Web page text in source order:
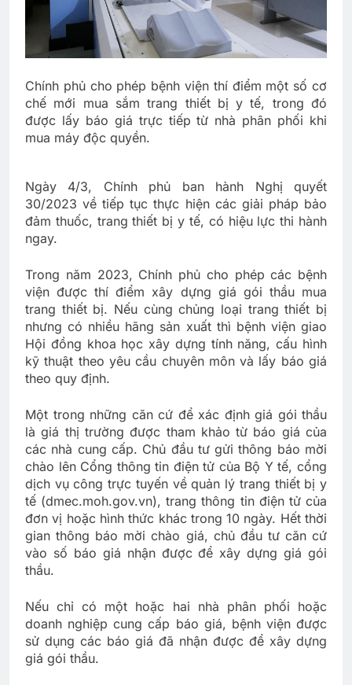
Chính phủ cho phép bệnh viện thí điểm một số cơ
chế mới mua sắm trang thiết bị y tế, trong đó
được lấy báo giá trực tiếp từ nhà phân phối khi
mua máy độc quyền.
Ngày 4/3, Chính phủ ban hành Nghị quyết
30/2023 về tiếp tục thực hiện các giải pháp bảo
đảm thuốc, trang thiết bị y tế, có hiệu lực thi hành
ngay.
Trong năm 2023, Chính phủ cho phép các bệnh
viện được thí điểm xây dựng giá gói thầu mua
trang thiết bị. Nếu cùng chủng loại trang thiết bị
nhưng có nhiều hãng sản xuất thì bệnh viện giao
Hội đồng khoa học xây dựng tính năng, cấu hình
kỹ thuật theo yêu cầu chuyên môn và lấy báo giá
theo quy định.
Một trong những căn cứ để xác định giá gói thầu
là giá thị trường được tham khảo từ báo giá của
các nhà cung cấp. Chủ đầu tư gửi thông báo mời
chào lên Cổng thông tin điện tử của Bộ Y tế, cổng
dịch vụ công trực tuyến về quản lý trang thiết bị y
tế (dmec.moh.gov.vn), trang thông tin điện tử của
đơn vị hoặc hình thức khác trong 10 ngày. Hết thời
gian thông báo mời chào giá, chủ đầu tư căn cứ
vào số báo giá nhận được để xây dựng giá gói
thầu.
Nếu chỉ có một hoặc hai nhà phân phối hoặc
doanh nghiệp cung cấp báo giá, bệnh viện được
sử dụng các báo giá đã nhận được để xây dựng
giá gói thầu.